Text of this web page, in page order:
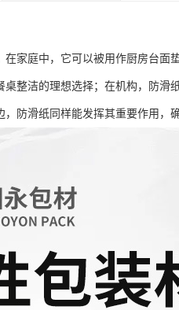
家庭中，它可以被用作厨房台面
整洁的理想选择；在机构，防滑
防滑纸同样能发挥其重要作用，